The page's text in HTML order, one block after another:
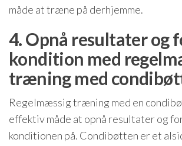
måde at træne på derhjemme.
4. Opnå resultater og
kondition med
træning med
Regelmæssig træning med en
effektiv måde at opnå resultater og
konditionen på. Condibøtten er et